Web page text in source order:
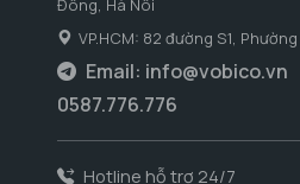
Đông, Hà Nôi
VP.HCM: 82 đường S1, Phường
Email: info@vobico.vn
0587.776.776
Hotline hỗ trợ 24/7